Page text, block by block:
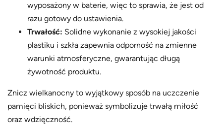
wyposażony w baterie, więc to sprawia, że jest od
razu gotowy do ustawienia.
Trwałość: Solidne wykonanie z wysokiej jakości
plastiku i szkła zapewnia odporność na zmienne
warunki atmosferyczne, gwarantując długą
żywotność produktu.
Znicz wielkanocny to wyjątkowy sposób na uczczenie
pamięci bliskich, ponieważ symbolizuje trwałą miłość
oraz wdzięczność.